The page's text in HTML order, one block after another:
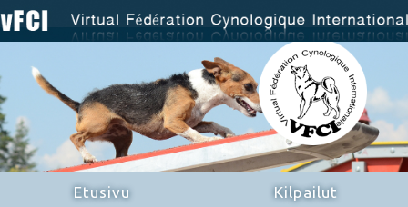
Etusivu
Kilpailut